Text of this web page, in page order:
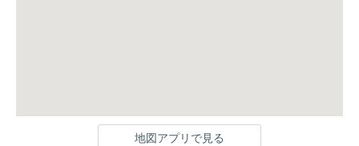
地図アプリで見る